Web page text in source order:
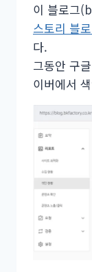
이 블로그
스토리 블
다.
그동안 구
이버에서